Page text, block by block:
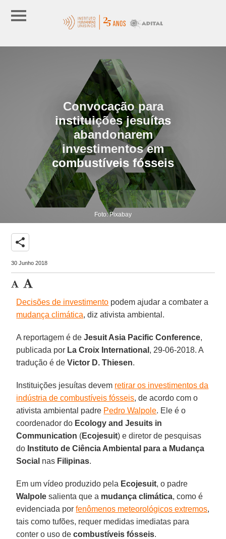
Convocação para
instituições jesuítas
abandonarem
investimentos em
combustíveis fósseis
Foto: Pixabay
share
30 Junho 2018
Decisões de investimento podem ajudar a combater a
mudança climática, diz ativista ambiental.
A reportagem é deJesuit Asia Pacific Conference,
publicada por La Croix International , 29-06-2018. A
tradução é deVictor D. Thiesen.
Instituições jesuítas devem retirar os investimentos da
indústria de combustíveis fósseis, de acordo com o
ativista ambiental padre Pedro Walpole. Ele é o
coordenador do Ecology and Jesuits in
Communication (Ecojesuit) e diretor de pesquisas
do Instituto de Ciência Ambiental para a Mudança
Social nas Filipinas.
Em um vídeo produzido pela Ecojesuit, o padre
Walpole salienta que a mudança climática, como é
evidenciada porfenômenos meteorológicos extremos,
tais como tufões, requer medidas imediatas para
conter o uso decombustíveis fósseis.